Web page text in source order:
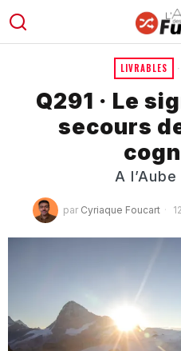
LIVRABLES ·
Q291 · Le
secours
A
par Cyriaque Foucart